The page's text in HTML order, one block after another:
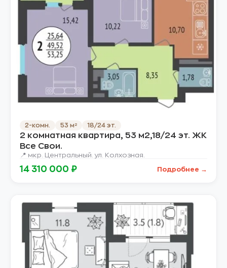
2-комн. 53 м² 18/24 эт.
2 комнатная квартира, 53 м2,18/24 эт. ЖК
Все Свои.
📍 мкр. Центральный. ул. Колхозная.
14 310 000 ₽ Подробнее →